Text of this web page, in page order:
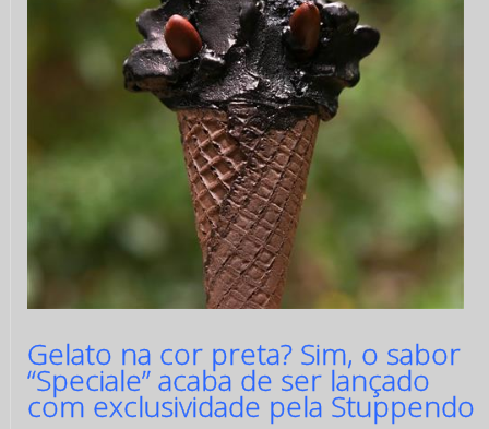
Gelato na cor preta? Sim, o sabor
“Speciale” acaba de ser lançado
com exclusividade pela Stuppendo